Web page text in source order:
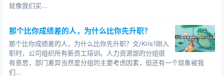
问题通常出在认知水平不高上。
当你没有认知到成年人的健康是一种责任，你是不会
爱惜身体的；当你没有认知到熬夜真的会死人，你是不会
早睡的。
当你没有认知到阅读是自我成长最有效的途径，你是
就像我们买...
那个比你成绩差的人，为什么比你先升职？
那个比你成绩差的人，为什么比你先升职？文/Kris1刚入
职时，公司组织所有新员工培训。人力资源部的分组很
有意思，部门差异当然是分组的主要考虑因素，但还有一个现象被我
们...